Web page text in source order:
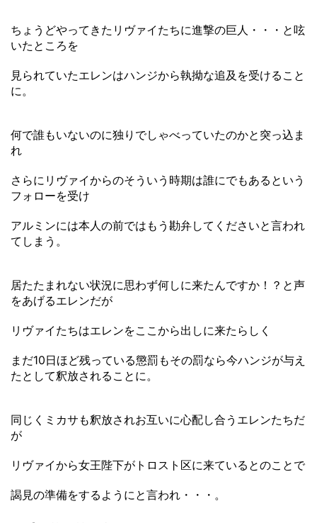
ちょうどやってきたリヴァイたちに進撃の巨人・・・と呟
いたところを
見られていたエレンはハンジから執拗な追及を受けること
に。
何で誰もいないのに独りでしゃべっていたのかと突っ込ま
れ
さらにリヴァイからのそういう時期は誰にでもあるという
フォローを受け
アルミンには本人の前ではもう勘弁してくださいと言われ
てしまう。
居たたまれない状況に思わず何しに来たんですか！？と声
をあげるエレンだが
リヴァイたちはエレンをここから出しに来たらしく
まだ10日ほど残っている懲罰もその罰なら今ハンジが与え
たとして釈放されることに。
同じくミカサも釈放されお互いに心配し合うエレンたちだ
が
リヴァイから女王陛下がトロスト区に来ているとのことで
謁見の準備をするようにと言われ・・・。